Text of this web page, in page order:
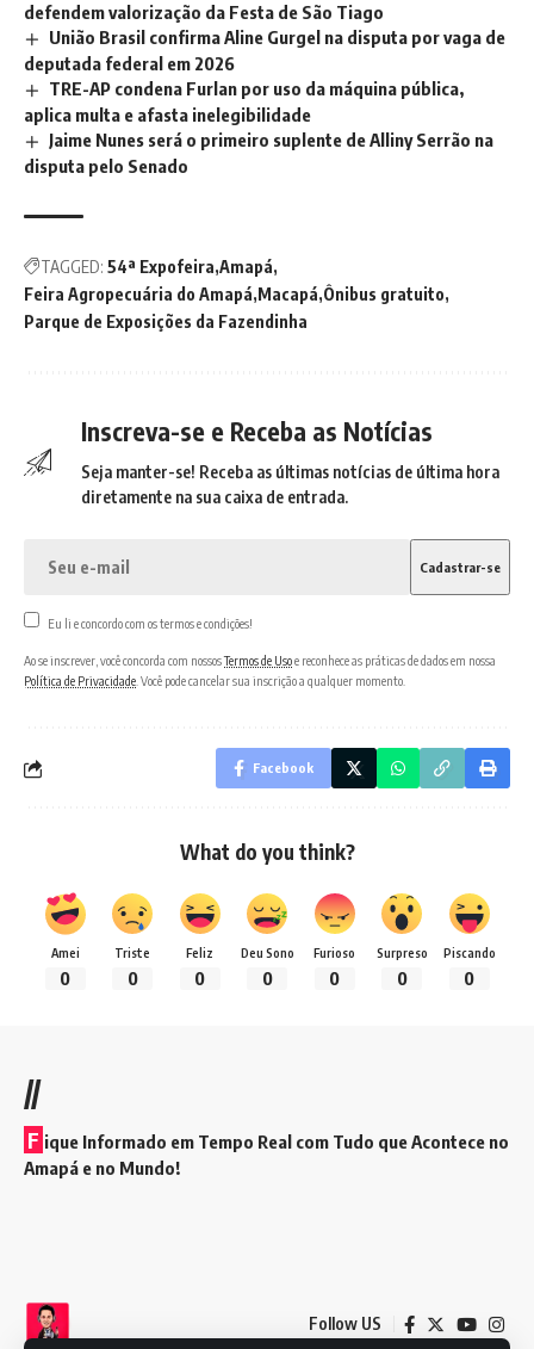
defendem valorização da Festa de São Tiago
União Brasil confirma Aline Gurgel na disputa por vaga de
deputada federal em 2026
TRE-AP condena Furlan por uso da máquina pública,
aplica multa e afasta inelegibilidade
Jaime Nunes será o primeiro suplente de Alliny Serrão na
disputa pelo Senado
TAGGED: 54ª Expofeira Amapá
Feira Agropecuária do Amapá Macapá Ônibus gratuito
Parque de Exposições da Fazendinha
Inscreva-se e Receba as Notícias
Seja manter-se! Receba as últimas notícias de última hora
diretamente na sua caixa de entrada.
Eu li e concordo com os termos e condições!
Ao se inscrever, você concorda com nossosTermos de Usoe reconhece as práticas de dados em nossa
Política de Privacidade . Você pode cancelar sua inscrição a qualquer momento.
Facebook
What do you think?
Amei
0
Triste
0
Feliz
0
Deu Sono
0
Furioso
0
Surpreso
0
Piscando
0
//
F ique Informado em Tempo Real com Tudo que Acontece no
Amapá e no Mundo!
Follow US